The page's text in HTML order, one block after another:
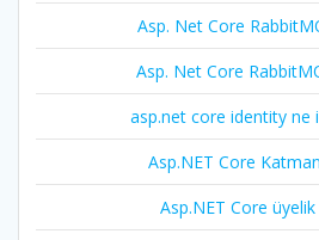
Asp. Net Core
Asp. Net Core
asp.net core identity ne
Asp.NET Core
Asp.NET Core